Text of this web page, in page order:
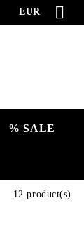
EUR
% SALE
12 product(s)